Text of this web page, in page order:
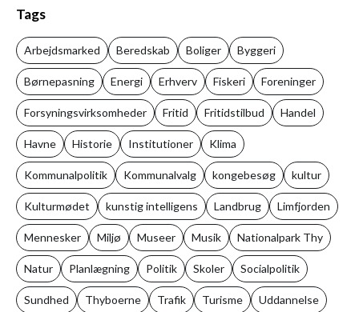
Tags
Arbejdsmarked Beredskab Boliger Byggeri
Børnepasning Energi Erhverv Fiskeri Foreninger
Forsyningsvirksomheder Fritid Fritidstilbud Handel
Havne Historie Institutioner Klima
Kommunalpolitik Kommunalvalg kongebesøg kultur
Kulturmødet kunstig intelligens Landbrug Limfjorden
Mennesker Miljø Museer Musik Nationalpark Thy
Natur Planlægning Politik Skoler Socialpolitik
Sundhed Thyboerne Trafik Turisme Uddannelse